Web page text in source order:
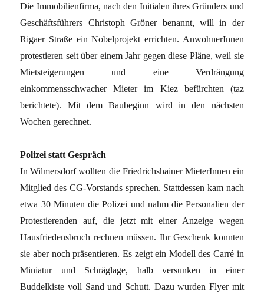
Die Immobilienfirma, nach den Initialen ihres Gründers und
Geschäftsführers Christoph Gröner benannt, will in der
Rigaer Straße ein Nobelprojekt errichten. AnwohnerInnen
protestieren seit über einem Jahr gegen diese Pläne, weil sie
Mietsteigerungen und eine Verdrängung
einkommensschwacher Mieter im Kiez befürchten (taz
berichtete). Mit dem Baubeginn wird in den nächsten
Wochen gerechnet.
Polizei statt Gespräch
In Wilmersdorf wollten die Friedrichshainer MieterInnen ein
Mitglied des CG-Vorstands sprechen. Stattdessen kam nach
etwa 30 Minuten die Polizei und nahm die Personalien der
Protestierenden auf, die jetzt mit einer Anzeige wegen
Hausfriedensbruch rechnen müssen. Ihr Geschenk konnten
sie aber noch präsentieren. Es zeigt ein Modell des Carré in
Miniatur und Schräglage, halb versunken in einer
Buddelkiste voll Sand und Schutt. Dazu wurden Flyer mit